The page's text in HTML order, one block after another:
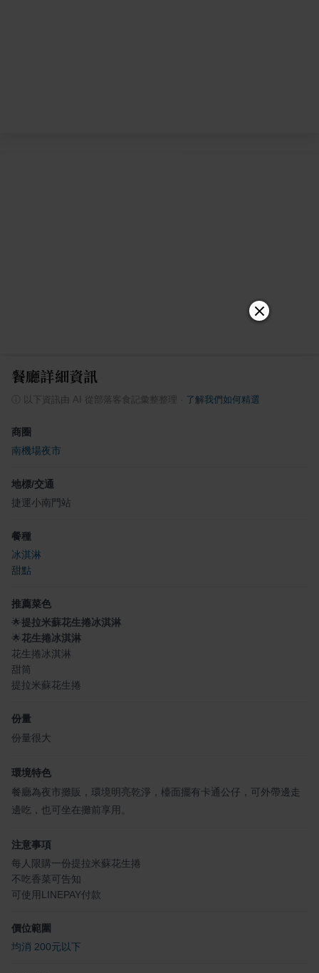
餐廳詳細資訊
ⓘ 以下資訊由 AI 從部落客食記彙整整理 了解我們如何精選
商圈
南機場夜市
地標/交通
捷運小南門站
餐種
冰淇淋
甜點
推薦菜色
🌟提拉米蘇花生捲冰淇淋
🌟花生捲冰淇淋
花生捲冰淇淋
甜筒
提拉米蘇花生捲
份量
份量很大
環境特色
餐廳為夜市攤販，環境明亮乾淨，檯面擺有卡通公仔，可外帶邊走
邊吃，也可坐在攤前享用。
注意事項
每人限購一份提拉米蘇花生捲
不吃香菜可告知
可使用LINEPAY付款
價位範圍
均消 200元以下